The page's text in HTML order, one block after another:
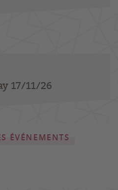
17/11/26
ÉVÉNEMENTS